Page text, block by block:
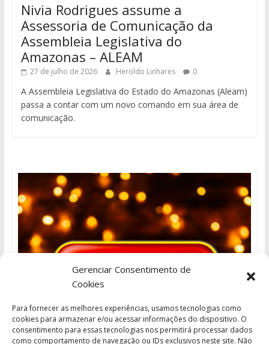
Gerenciar Consentimento de
Cookies
Para fornecer as melhores experiências, usamos tecnologias como
cookies para armazenar e/ou acessar informações do dispositivo. O
consentimento para essas tecnologias nos permitirá processar dados
como comportamento de navegação ou IDs exclusivos neste site. Não
Nivia Rodrigues assume a
Assessoria de Comunicação da
Assembleia Legislativa do
Amazonas – ALEAM
27 de julho de 2026 Heroldo Linhares 0
A Assembleia Legislativa do Estado do Amazonas (Aleam)
passa a contar com um novo comando em sua área de
comunicação.